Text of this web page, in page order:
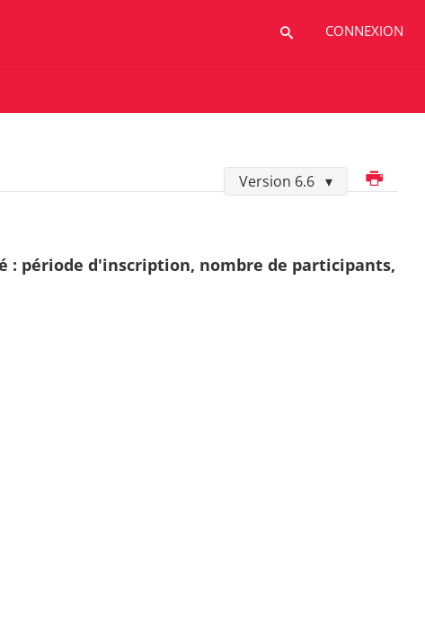
CONNEXION
Version 6.6Imprimer
: période d'inscription, nombre de participants,